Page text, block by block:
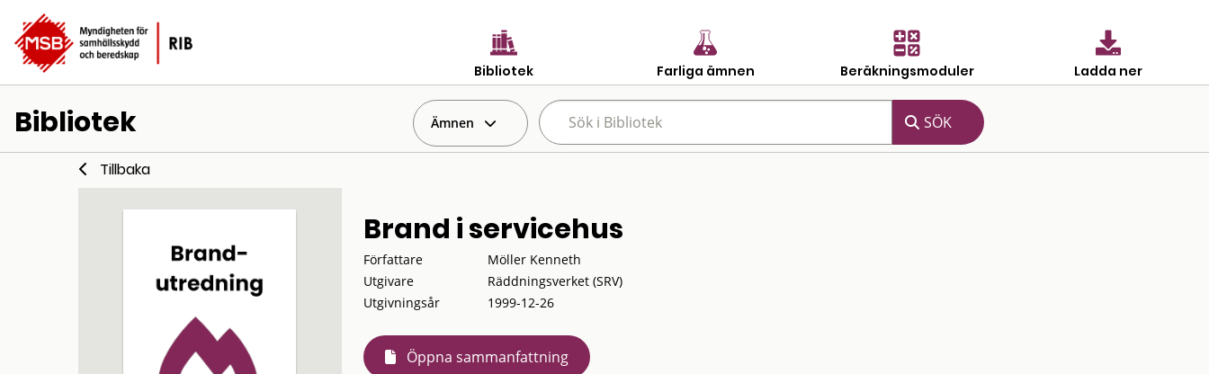
Bibliotek Farliga ämnen Beräkningsmoduler Ladda ner
Bibliotek Ämnen
Tillbaka
Brand i servicehus
Författare
Möller Kenneth
Utgivare
Räddningsverket (SRV)
Utgivningsår
1999-12-26
Öppna sammanfattning